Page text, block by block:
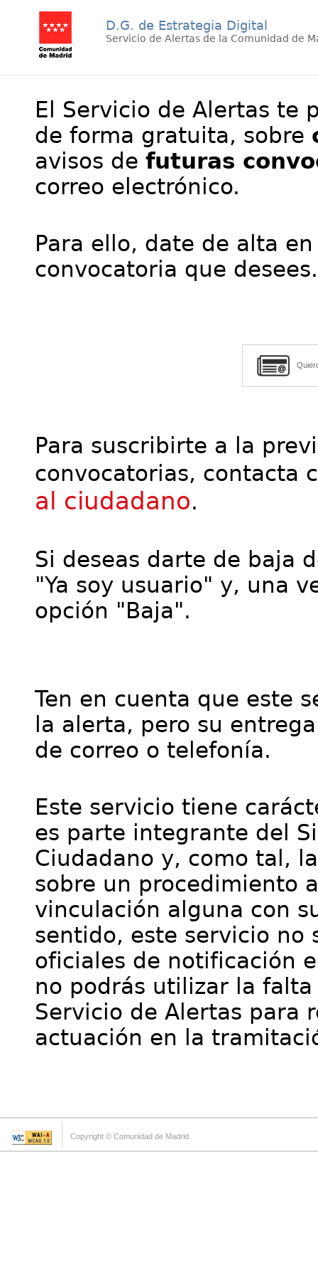
D.G. de Estrategia Digital
Servicio de Alertas de la Comunidad de
El Servicio de Alertas te
de forma gratuita, sobre
avisos de futuras
correo electrónico.
Para ello, date de alta
convocatoria que desees.
Para suscribirte a la
convocatorias, contacta
al ciudadano.
Si deseas darte de baja
"Ya soy usuario" y, una
opción "Baja".
Ten en cuenta que este
la alerta, pero su
de correo o telefonía.
Este servicio tiene
es parte integrante del
Ciudadano y, como tal,
sobre un procedimiento
vinculación alguna con
sentido, este servicio no
oficiales de notificación
no podrás utilizar la
Servicio de Alertas para
actuación en la
Copyright © Comunidad de Madrid.